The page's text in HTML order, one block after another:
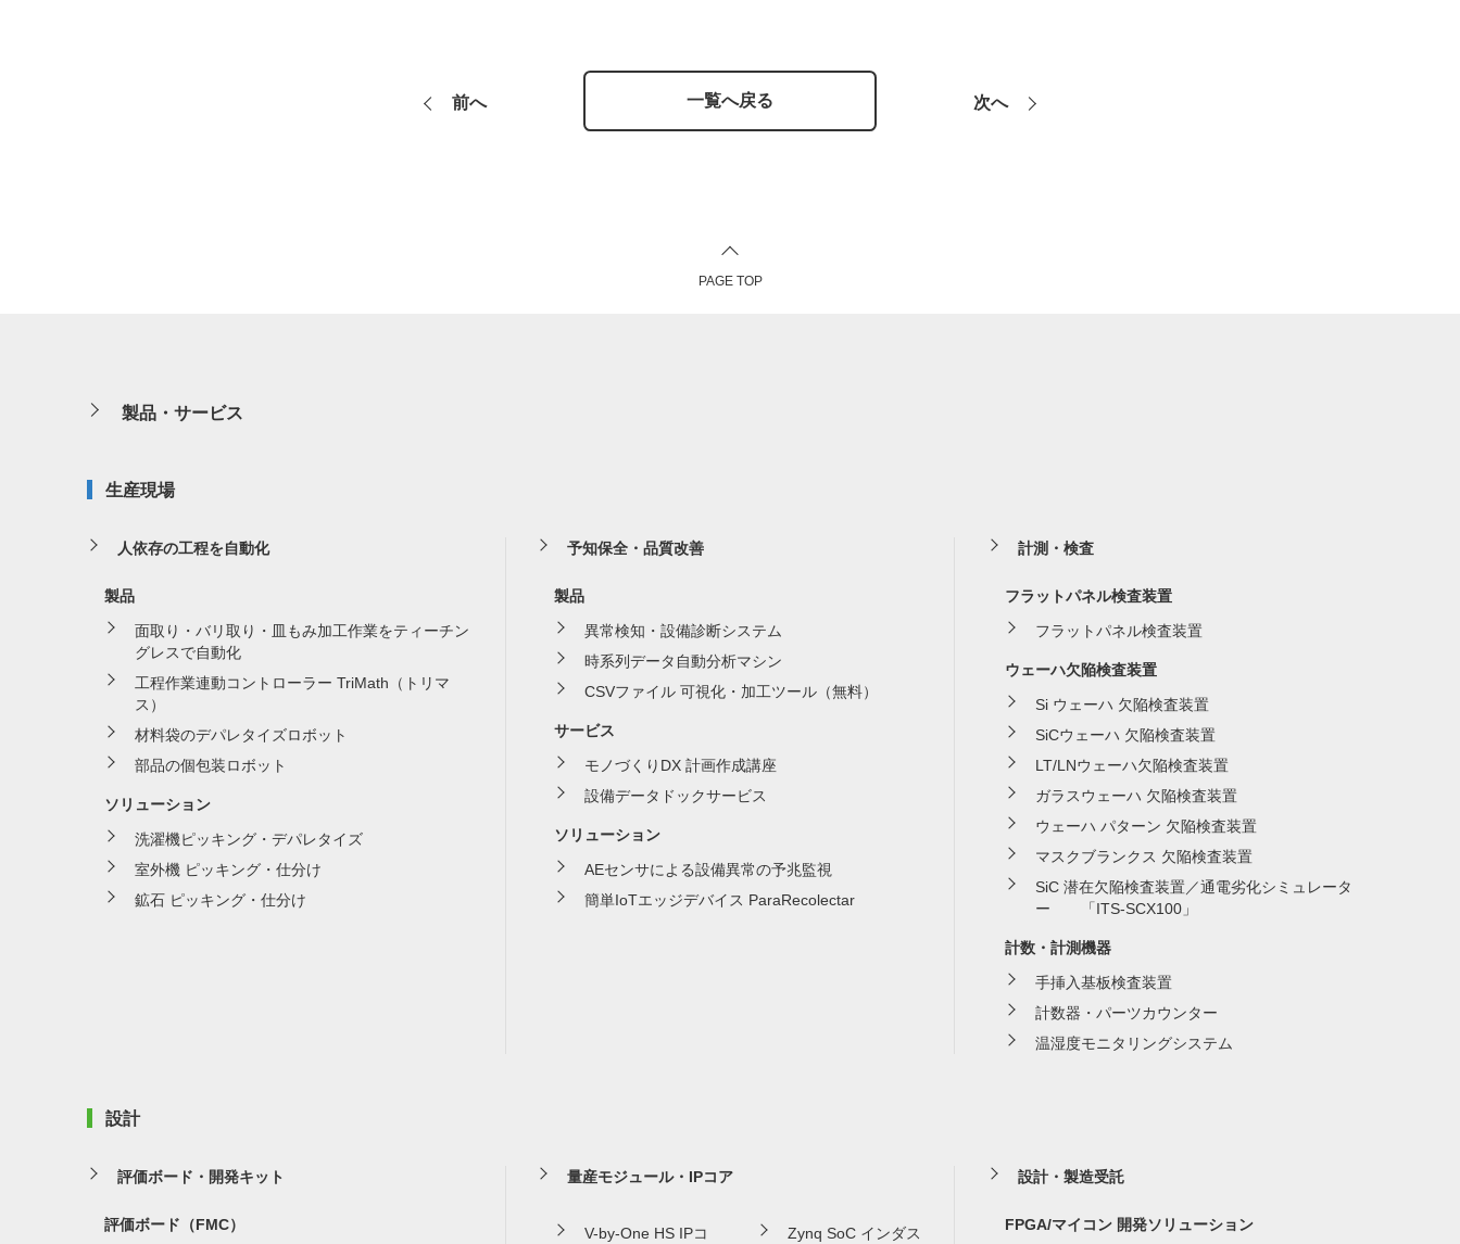
オプトエレクトロニクスを活用した開発
一覧へ戻る
前へ 次へ
PAGE TOP
製品・サービス
生産現場
人依存の工程を自動化
製品
面取り・バリ取り・皿もみ加工作業をティーチン
グレスで自動化
工程作業連動コントローラー TriMath（トリマ
ス）
材料袋のデパレタイズロボット
部品の個包装ロボット
ソリューション
洗濯機ピッキング・デパレタイズ
室外機 ピッキング・仕分け
鉱石 ピッキング・仕分け
予知保全・品質改善
製品
異常検知・設備診断システム
時系列データ自動分析マシン
CSVファイル 可視化・加工ツール（無料）
サービス
モノづくりDX 計画作成講座
設備データドックサービス
ソリューション
AEセンサによる設備異常の予兆監視
簡単IoTエッジデバイス ParaRecolectar
計測・検査
フラットパネル検査装置
フラットパネル検査装置
ウェーハ欠陥検査装置
Si ウェーハ 欠陥検査装置
SiCウェーハ 欠陥検査装置
LT/LNウェーハ欠陥検査装置
ガラスウェーハ 欠陥検査装置
ウェーハ パターン 欠陥検査装置
マスクブランクス 欠陥検査装置
SiC 潜在欠陥検査装置／通電劣化シミュレータ
ー 「ITS-SCX100」
計数・計測機器
手挿入基板検査装置
計数器・パーツカウンター
温湿度モニタリングシステム
設計
評価ボード・開発キット
評価ボード（FMC）
量産モジュール・IPコア
V-by-One HS IPコ
Zynq SoC インダス
設計・製造受託
FPGA/マイコン 開発ソリューション